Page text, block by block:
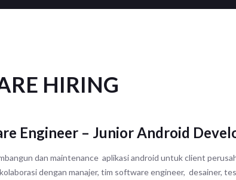
HIRING
Engineer – Junior Android
dan maintenance aplikasi android untuk client
dengan manajer, tim software engineer, desainer,